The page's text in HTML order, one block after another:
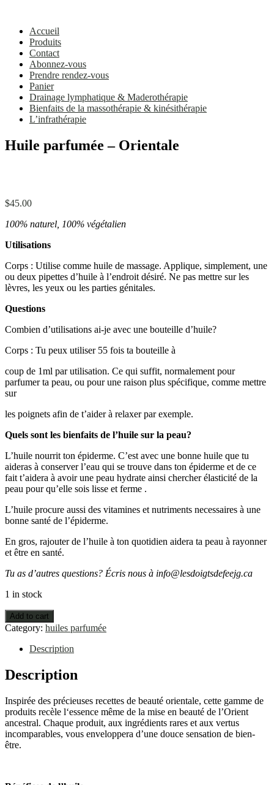
Accueil
Produits
Contact
Abonnez-vous
Prendre rendez-vous
Panier
Drainage lymphatique & Maderothérapie
Bienfaits de la massothérapie & kinésithérapie
L’infrathérapie
Huile parfumée – Orientale
$45.00
100% naturel, 100% végétalien
Utilisations
Corps : Utilise comme huile de massage. Applique, simplement, une
ou deux pipettes d’huile à l’endroit désiré. Ne pas mettre sur les
lèvres, les yeux ou les parties génitales.
Questions
Combien d’utilisations ai-je avec une bouteille d’huile?
Corps : Tu peux utiliser 55 fois ta bouteille à
coup de 1ml par utilisation. Ce qui suffit, normalement pour
parfumer ta peau, ou pour une raison plus spécifique, comme mettre
sur
les poignets afin de t’aider à relaxer par exemple.
Quels sont les bienfaits de l’huile sur la peau?
L’huile nourrit ton épiderme. C’est avec une bonne huile que tu
aideras à conserver l’eau qui se trouve dans ton épiderme et de ce
fait t’aidera à avoir une peau hydrate ainsi chercher élasticité de la
peau pour qu’elle sois lisse et ferme .
L’huile procure aussi des vitamines et nutriments necessaires à une
bonne santé de l’épiderme.
En gros, rajouter de l’huile à ton quotidien aidera ta peau à rayonner
et être en santé.
Tu as d’autres questions? Écris nous à info@lesdoigtsdefeejg.ca
1 in stock
Add to cart
Category: huiles parfumée
Description
Description
Inspirée des précieuses recettes de beauté orientale, cette gamme de
produits recèle l‘essence même de la mise en beauté de l’Orient
ancestral. Chaque produit, aux ingrédients rares et aux vertus
incomparables, vous enveloppera d’une douce sensation de bien-
être.